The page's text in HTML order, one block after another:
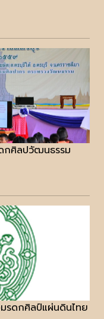
ดกศิลปวัฒนธรรม
ดกศิลป์แผ่นดินไทย